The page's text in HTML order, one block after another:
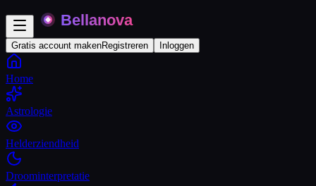
Gratis account makenRegistreren Inloggen
Home
Astrologie
Helderziendheid
Droominterpretatie